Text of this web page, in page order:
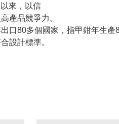
來，以信
產品競爭力。
口80多個國家，指甲鉗年生
設計標準。